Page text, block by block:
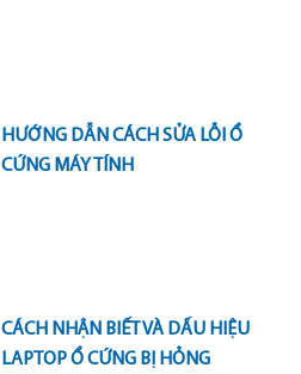
HƯỚNG DẪN CÁCH SỬA LỖI Ổ
CỨNG MÁY TÍNH
CÁCH NHẬN BIẾT VÀ DẤU HIỆU
LAPTOP Ổ CỨNG BỊ HỎNG